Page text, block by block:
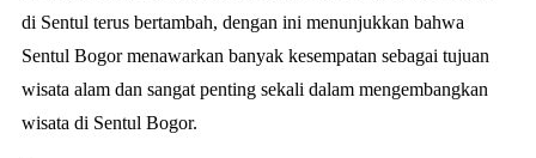
di Sentul terus bertambah, dengan ini menunjukkan bahwa
Sentul Bogor menawarkan banyak kesempatan sebagai tujuan
wisata alam dan sangat penting sekali dalam mengembangkan
wisata di Sentul Bogor.